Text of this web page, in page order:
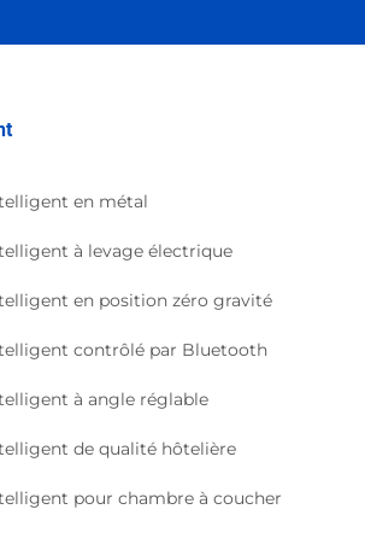
en métal
à levage électrique
en position zéro gravité
contrôlé par Bluetooth
à angle réglable
de qualité hôtelière
pour chambre à coucher